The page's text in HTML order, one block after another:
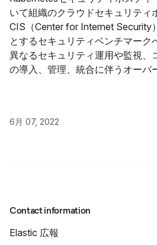
いて組織のクラウドセキュリティ
CIS（Center for Internet Security
とするセキュリティベンチマーク
異なるセキュリティ運用や監視、
の導入、管理、統合に伴うオーバ
6月 07, 2022
Contact information
Elastic 広報